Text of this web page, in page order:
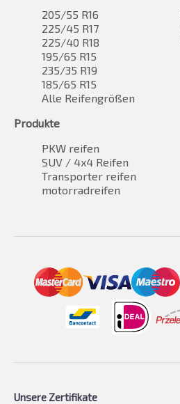
205/55 R16
225/45 R17
225/40 R18
195/65 R15
235/35 R19
185/65 R15
Alle Reifengrößen
Produkte
PKW reifen
SUV / 4x4 Reifen
Transporter reifen
motorradreifen
Unsere Zertifikate